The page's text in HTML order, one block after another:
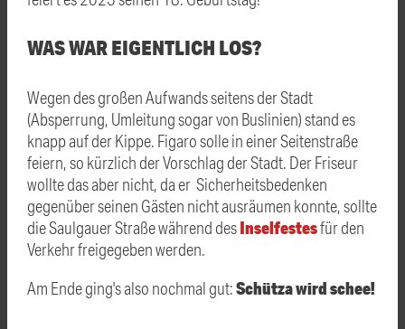
WAS WAR EIGENTLICH LOS?
Wegen des großen Aufwands seitens der Stadt
(Absperrung, Umleitung sogar von Buslinien) stand es
knapp auf der Kippe. Figaro solle in einer Seitenstraße
feiern, so kürzlich der Vorschlag der Stadt. Der Friseur
wollte das aber nicht, da er Sicherheitsbedenken
gegenüber seinen Gästen nicht ausräumen konnte, sollte
die Saulgauer Straße während desInselfestesfür den
Verkehr freigegeben werden.
Am Ende ging's also nochmal gut:Schütza wird schee!